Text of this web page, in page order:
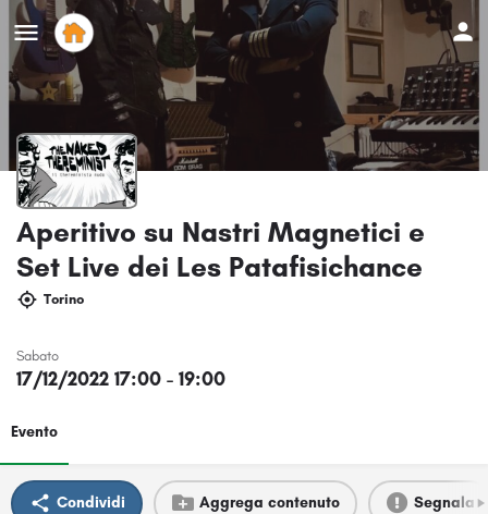
Aperitivo su Nastri Magnetici e
Set Live dei Les Patafisichance
Torino
Sabato
17/12/2022 17:00 - 19:00
Evento
Condividi Aggrega contenuto Segnala